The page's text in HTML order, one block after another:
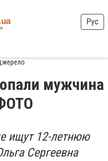
Рус
мужчина
ищут 12-летнюю
Сергеевна